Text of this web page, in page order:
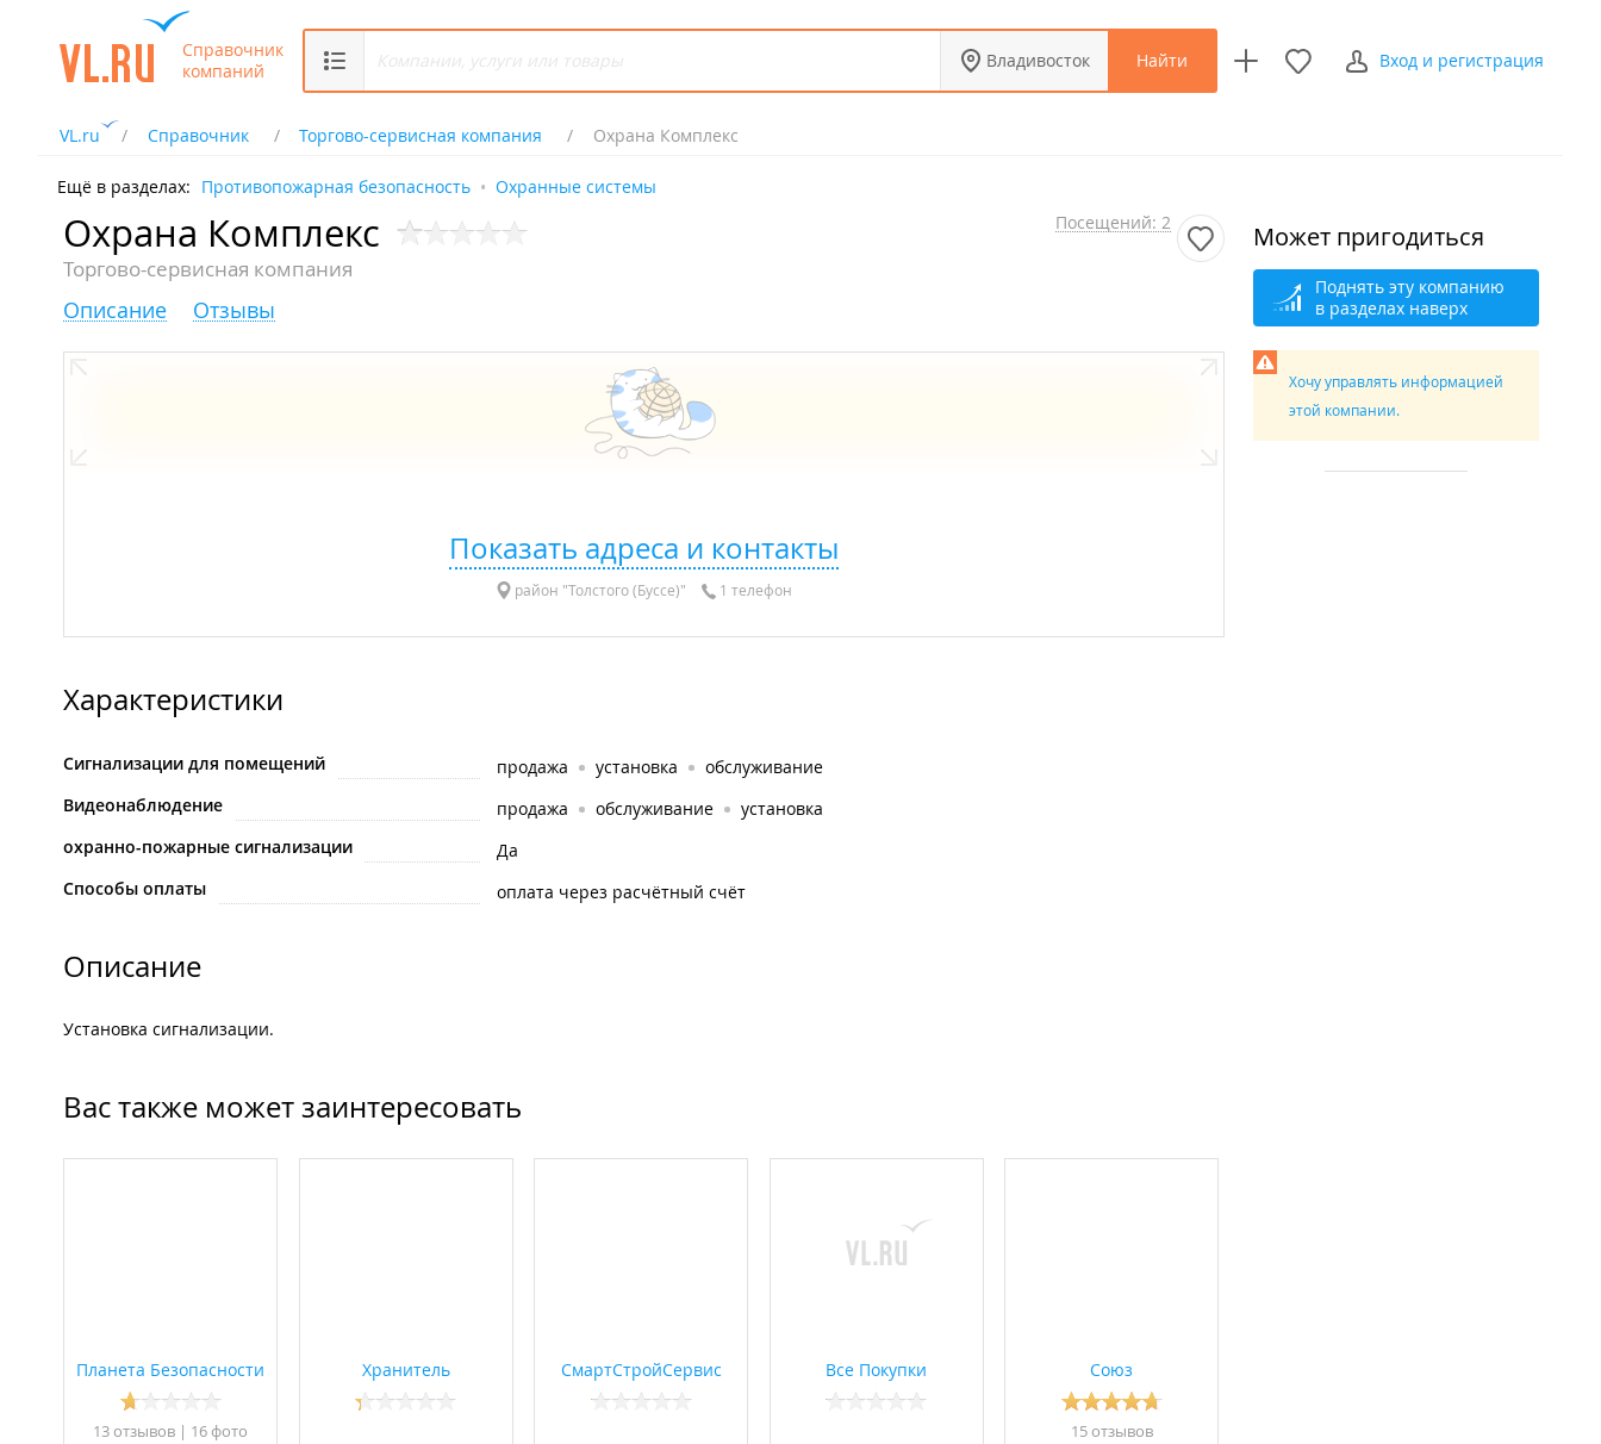
Справочник
компаний
Владивосток Найти Вход и регистрация
VL.ru Справочник Торгово-сервисная компания Охрана Комплекс
Ещё в разделах: Противопожарная безопасность Охранные системы
Охрана Комплекс
Торгово-сервисная компания
Посещений: 2
Описание Отзывы
Показать адреса и контакты
район "Толстого (Буссе)" 1 телефон
Характеристики
Сигнализации для помещений продажа установка
обслуживание
Видеонаблюдение
продажа обслуживание
установка
охранно-пожарные сигнализации
Да
Способы оплаты
оплата через расчётный счёт
Описание
Установка сигнализации.
Вас также может заинтересовать
Планета Безопасности
13 отзывов | 16 фото
Хранитель СмартСтройСервис Все Покупки Союз
15 отзывов
Может пригодиться
Поднять эту компанию
в разделах наверх
Хочу управлять информацией
этой компании.